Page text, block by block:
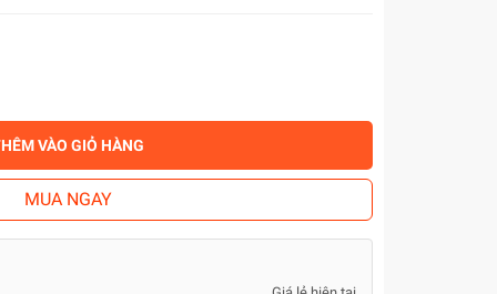
VÀO GIỎ HÀNG
MUA NGAY